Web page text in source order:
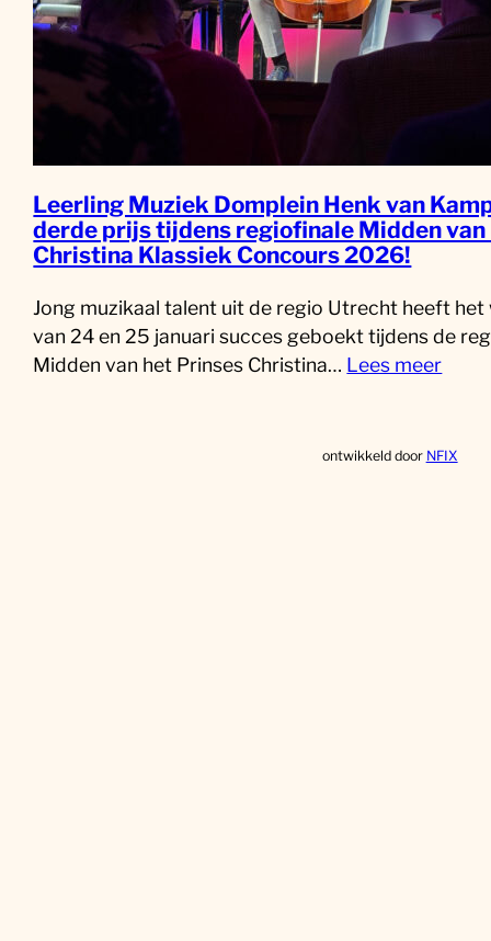
Leerling Muziek Domplein Henk van
derde prijs tijdens regiofinale Midden van
Christina Klassiek Concours 2026!
Jong muzikaal talent uit de regio Utrecht heeft het
van 24 en 25 januari succes geboekt tijdens de
Midden van het Prinses Christina… Lees meer
ontwikkeld door NFIX